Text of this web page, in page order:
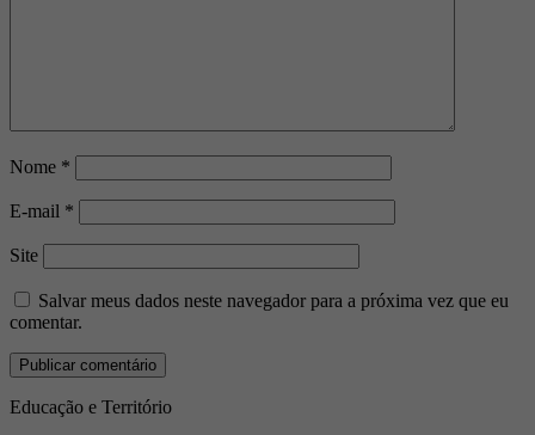
Nome *
E-mail *
Site
Salvar meus dados neste navegador para a próxima vez que eu
comentar.
Educação e Território